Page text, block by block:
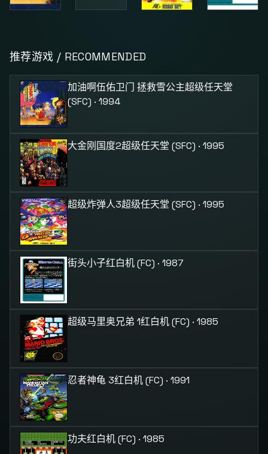
超级任
天堂
(SFC)1994
天堂
(SFC)1995
(FC)1987
推荐游戏 / RECOMMENDED
加油啊伍佑卫门 拯救雪公主超级任天堂
(SFC) · 1994
大金刚国度2超级任天堂 (SFC) · 1995
超级炸弹人3超级任天堂 (SFC) · 1995
街头小子红白机 (FC) · 1987
超级马里奥兄弟 1红白机 (FC) · 1985
忍者神龟 3红白机 (FC) · 1991
功夫红白机 (FC) · 1985